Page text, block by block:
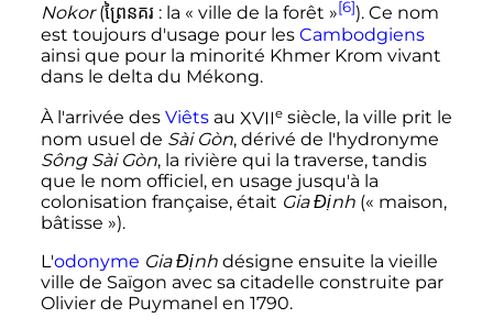
Nokor(ព្រៃនគរ : la « ville de la forêt »[6]). Ce nom
est toujours d'usage pour les Cambodgiens
ainsi que pour la minorité Khmer Krom vivant
dans le delta du Mékong.
À l'arrivée des Viêtsau XVIIe siècle, la ville prit le
nom usuel de Sài Gòn, dérivé de l'hydronyme
Sông Sài Gòn, la rivière qui la traverse, tandis
que le nom officiel, en usage jusqu'à la
colonisation française, était Gia Định(« maison,
bâtisse »).
L'odonyme Gia Địnhdésigne ensuite la vieille
ville de Saïgon avec sa citadelle construite par
Olivier de Puymanel en 1790.